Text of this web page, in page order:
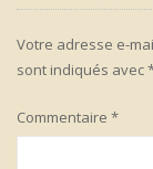
Votre adresse e-
sont indiqués avec
Commentaire *